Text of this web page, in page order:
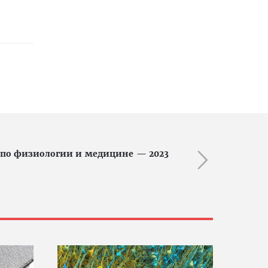
по физиологии и медицине — 2023